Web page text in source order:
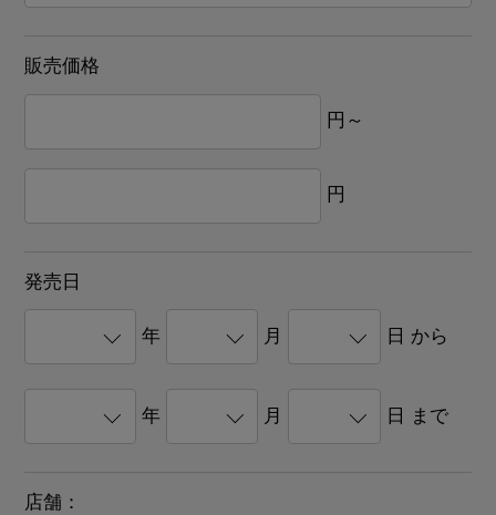
販売価格
円～
円
発売日
年 月 日 から
年 月 日 まで
店舗：